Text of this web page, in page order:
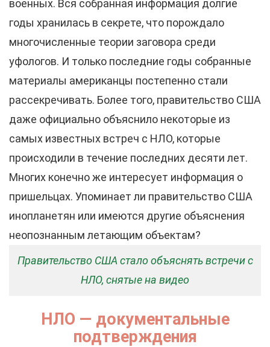
военных. Вся собранная информация долгие
годы хранилась в секрете, что порождало
многочисленные теории заговора среди
уфологов. И только последние годы собранные
материалы американцы постепенно стали
рассекречивать. Более того, правительство США
даже официально объяснило некоторые из
самых известных встреч с НЛО, которые
происходили в течение последних десяти лет.
Многих конечно же интересует информация о
пришельцах. Упоминает ли правительство США
инопланетян или имеются другие объяснения
неопознанным летающим объектам?
Правительство США стало объяснять встречи с
НЛО, снятые на видео
НЛО — документальные
подтверждения